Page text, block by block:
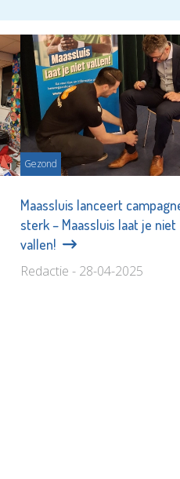
Gezond
Maassluis lanceert
sterk – Maassluis laat je niet
vallen!
Redactie - 28-04-2025